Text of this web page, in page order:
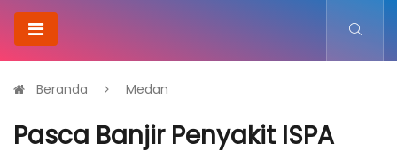
Beranda Medan
Pasca Banjir Penyakit ISPA